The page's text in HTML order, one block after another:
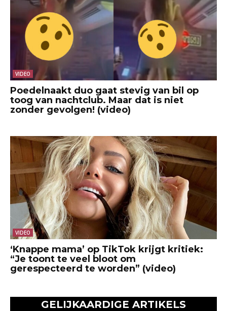
VIDEO
Poedelnaakt duo gaat stevig van bil op
toog van nachtclub. Maar dat is niet
zonder gevolgen! (video)
VIDEO
‘Knappe mama’ op TikTok krijgt kritiek:
“Je toont te veel bloot om
gerespecteerd te worden” (video)
GELIJKAARDIGE ARTIKELS